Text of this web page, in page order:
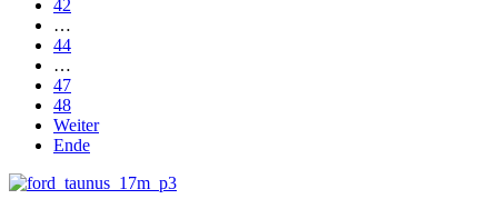
42
…
44
…
47
48
Weiter
Ende